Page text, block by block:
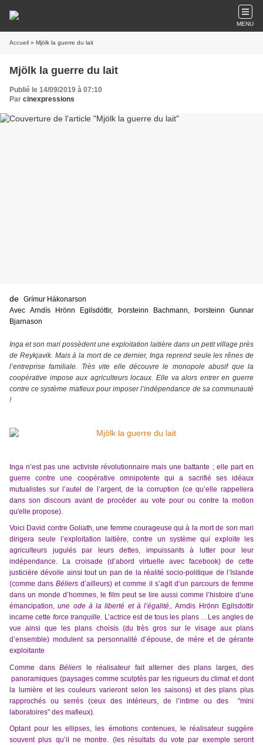
MENU
Accueil » Mjölk la guerre du lait
Mjölk la guerre du lait
Publié le 14/09/2019 à 07:10
Par cinexpressions
de Grímur Hákonarson
Avec Arndís Hrönn Egilsdóttir, Þorsteinn Bachmann,
Þorsteinn Gunnar
Bjarnason
Inga et son mari possèdent une exploitation laitière dans un petit village près
de Reykjavik. Mais à la mort de ce dernier, Inga reprend seule les rênes de
l’entreprise familiale. Très vite elle découvre le monopole abusif que la
coopérative impose aux agriculteurs locaux. Elle va alors entrer en guerre
contre ce système mafieux pour imposer l’indépendance de sa communauté
!
Inga n’est pas une activiste révolutionnaire maisune battante ; elle part en
guerre
contre une coopérative omnipotente qui a sacrifié ses idéaux
mutualistes sur l’autel de l’argent, de la corruption (ce qu’elle rappellera
danssondiscours avantde procéder au vote pour ou contre la motion
qu'elle propose).
Voici David contre Goliath, une femme courageuse qui à la mort de son mari
dirigera seule l’exploitation laitière, contre un système qui exploite les
agriculteurs jugulés par leurs dettes, impuissants à lutter pour leur
indépendance.
La croisade (d’abord virtuelle avec facebook) de cette
justicièredévoile ainsi toutun pan de la réalité socio-politique de l’Islande
(comme dansBéliersd’ailleurs)et comme il s’agit d’un parcours de femme
dans un monde d’hommes, le film peut se lire aussi comme l’histoire d’une
émancipation,une ode à la liberté et à l’égalité,. Arndis Hrönn Egilsdottir
incarnecette force tranquille. L’actrice est de tous les plans … Les angles de
vue ainsi que les plans choisis (du très grossur le visage aux plans
d’ensemble) modulent sa personnalité d’épouse, de mère et de gérante
exploitante
Comme dans Béliers le réalisateur fait alterner des plans larges, des
panoramiques (paysages commesculptés par les rigueurs du climat et dont
la lumière et les couleurs varieront selon les saisons) et des plans plus
rapprochés ou serrés (ceux des intérieurs, de l’intime ou des "mini
laboratoires" des mafieux).
Optant pour les ellipses, les émotions contenues, le réalisateur suggère
souvent plus qu’il ne montre. (les résultats du vote par exemple seront